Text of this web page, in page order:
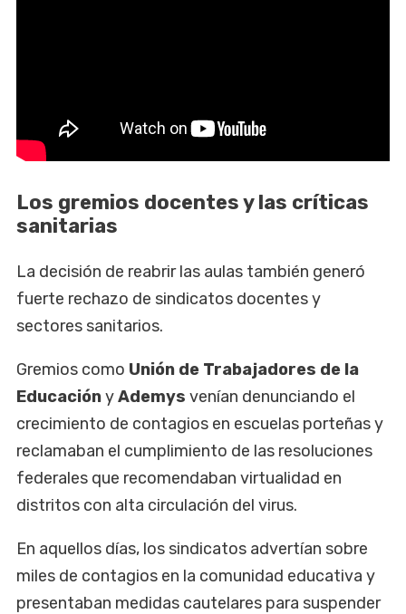
Los gremios docentes y las críticas
sanitarias
La decisión de reabrir las aulas también generó
fuerte rechazo de sindicatos docentes y
sectores sanitarios.
Gremios como Unión de Trabajadores de la
EducaciónyAdemys venían denunciando el
crecimiento de contagios en escuelas porteñas y
reclamaban el cumplimiento de las resoluciones
federales que recomendaban virtualidad en
distritos con alta circulación del virus.
En aquellos días, los sindicatos advertían sobre
miles de contagios en la comunidad educativa y
presentaban medidas cautelares para suspender